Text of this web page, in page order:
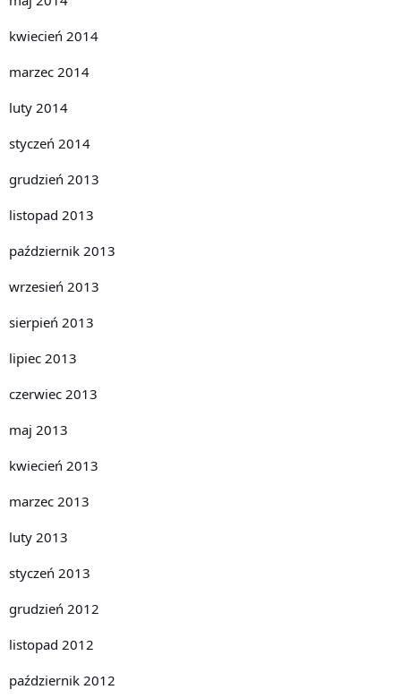
kwiecień 2014
marzec 2014
luty 2014
styczeń 2014
grudzień 2013
listopad 2013
październik 2013
wrzesień 2013
sierpień 2013
lipiec 2013
czerwiec 2013
maj 2013
kwiecień 2013
marzec 2013
luty 2013
styczeń 2013
grudzień 2012
listopad 2012
październik 2012